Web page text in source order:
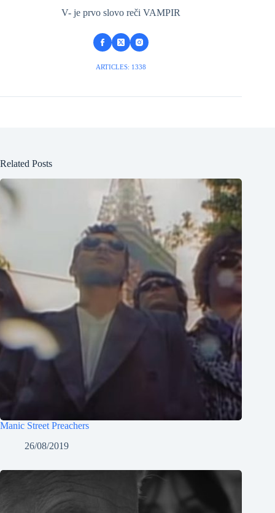
V- je prvo slovo reči VAMPIR
ARTICLES: 1338
Related Posts
Manic Street Preachers
26/08/2019